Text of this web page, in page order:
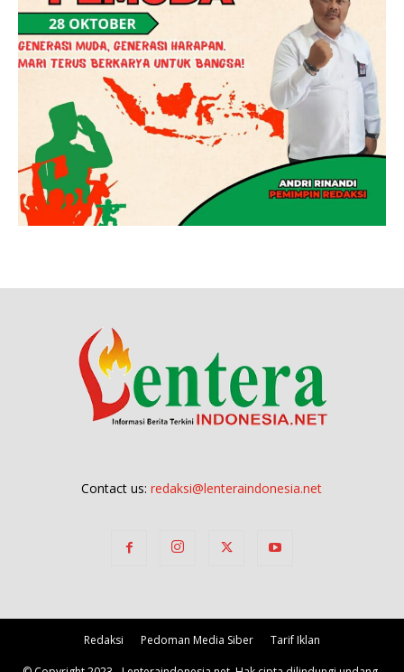
Contact us:redaksi@lenteraindonesia.net
Redaksi Pedoman Media Siber Tarif Iklan